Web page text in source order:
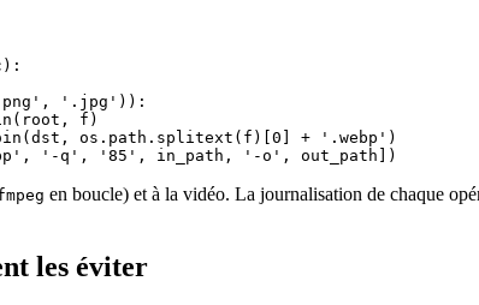
'.jpg')):
f)
os.path.splitext(f)[0] + '.webp')
en boucle) et à la vidéo. La journalisation de chaque
les éviter